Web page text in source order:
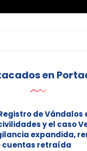
en
de Vándalos
y el caso
expandida,
cuentas retraída